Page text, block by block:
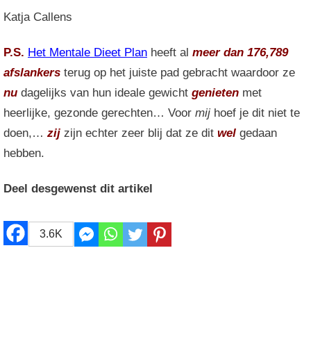
Katja Callens
P.S. Het Mentale Dieet Plan heeft al meer dan 176,789
afslankers terug op het juiste pad gebracht waardoor ze
nu dagelijks van hun ideale gewicht genieten met
heerlijke, gezonde gerechten… Voor mij hoef je dit niet te
doen,… zij zijn echter zeer blij dat ze dit wel gedaan
hebben.
Deel desgewenst dit artikel
3.6K